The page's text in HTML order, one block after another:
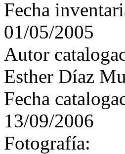
Fecha
01/05/2005
Autor
Esther Díaz
Fecha
13/09/2006
Fotografía: